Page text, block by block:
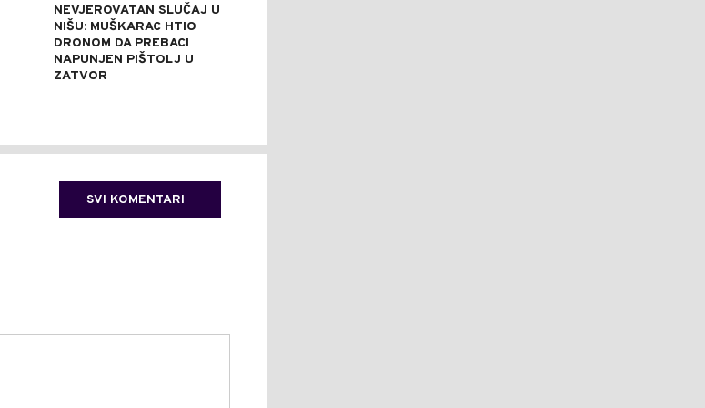
NEVJEROVATAN SLUČAJ U
NIŠU: MUŠKARAC HTIO
DRONOM DA PREBACI
NAPUNJEN PIŠTOLJ U
ZATVOR
SVI KOMENTARI